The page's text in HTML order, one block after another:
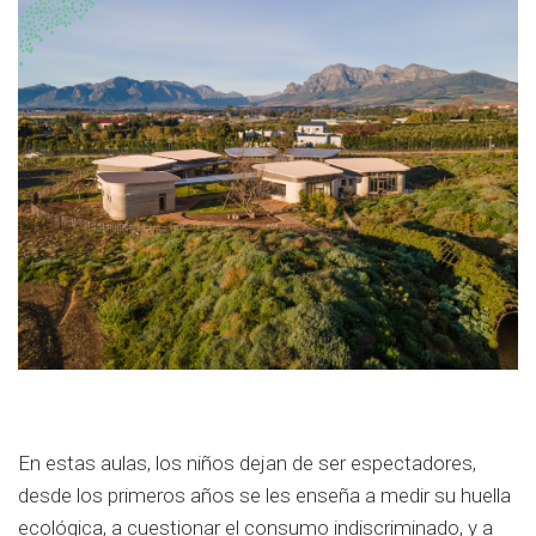
En estas aulas, los niños dejan de ser espectadores,
desde los primeros años se les enseña a medir su huella
ecológica, a cuestionar el consumo indiscriminado, y a